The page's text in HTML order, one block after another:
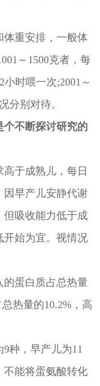
重安排，一般体
～1500克者，每
小时喂一次;2001～
分别对待。
不断探讨研究的
于成熟儿，每日
因早产儿安静代谢
但吸收能力低于成
开始为宜。视情况
蛋白质占总热量
热量的10.2%，高
，早产儿为11
不能将蛋氨酸转化